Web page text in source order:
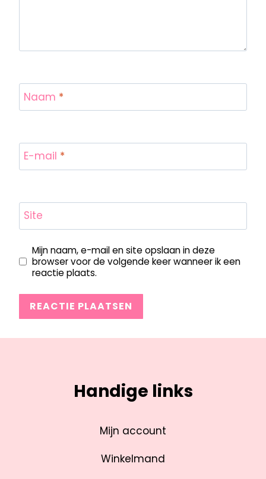
Naam *
E-mail *
Site
Mijn naam, e-mail en site opslaan in deze
browser voor de volgende keer wanneer ik een
reactie plaats.
Handige links
Mijn account
Winkelmand